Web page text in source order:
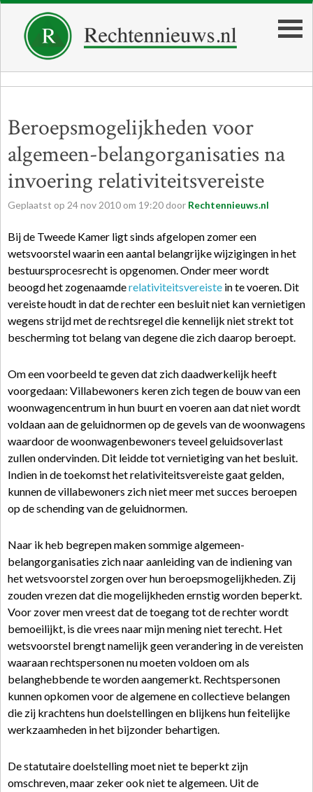
Beroepsmogelijkheden voor
algemeen-belangorganisaties na
invoering relativiteitsvereiste
Geplaatst op 24nov 2010 om 19:20 door Rechtennieuws.nl
Bij de Tweede Kamer ligt sinds afgelopen zomer een
wetsvoorstel waarin een aantal belangrijke wijzigingen in het
bestuursprocesrecht is opgenomen. Onder meer wordt
beoogd het zogenaamderelativiteitsvereiste in te voeren. Dit
vereiste houdt in dat de rechter een besluit niet kan vernietigen
wegens strijd met de rechtsregel die kennelijk niet strekt tot
bescherming tot belang van degene die zich daarop beroept.
Om een voorbeeld te geven dat zich daadwerkelijk heeft
voorgedaan: Villabewoners keren zich tegen de bouw van een
woonwagencentrum in hun buurt en voeren aan dat niet wordt
voldaan aan de geluidnormen op de gevels van de woonwagens
waardoor de woonwagenbewoners teveel geluidsoverlast
zullen ondervinden. Dit leidde tot vernietiging van het besluit.
Indien in de toekomst het relativiteitsvereiste gaat gelden,
kunnen de villabewoners zich niet meer met succes beroepen
op de schending van de geluidnormen.
Naar ik heb begrepen maken sommige algemeen-
belangorganisaties zich naar aanleiding van de indiening van
het wetsvoorstel zorgen over hun beroepsmogelijkheden. Zij
zouden vrezen dat die mogelijkheden ernstig worden beperkt.
Voor zover men vreest dat de toegang tot de rechter wordt
bemoeilijkt, is die vrees naar mijn mening niet terecht. Het
wetsvoorstel brengt namelijk geen verandering in de vereisten
waaraan rechtspersonen nu moeten voldoen om als
belanghebbende te worden aangemerkt. Rechtspersonen
kunnen opkomen voor de algemene en collectieve belangen
die zij krachtens hun doelstellingen en blijkens hun feitelijke
werkzaamheden in het bijzonder behartigen.
De statutaire doelstelling moet niet te beperkt zijn
omschreven, maar zeker ook niet te algemeen. Uit de